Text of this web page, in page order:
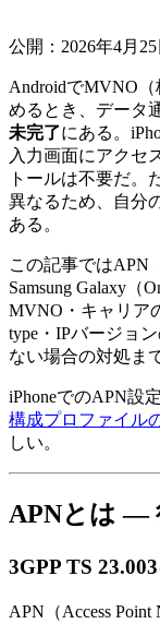
公開：2026年4月25
AndroidでMVNO
めるとき、データ
未完了にある。
入力画面にアクセ
トールは不要だ。
異なるため、自分
ある。
この記事ではAPN
Samsung Galaxy（
MVNO・キャリア
type・IPバージョ
ない場合の対処ま
iPhoneでのAPN設
構成プロファイル
しい。
APNとは —
3GPP TS
APN（Access Point